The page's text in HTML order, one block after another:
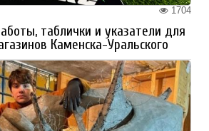
1704
таблички и указатели для
Каменска-Уральского